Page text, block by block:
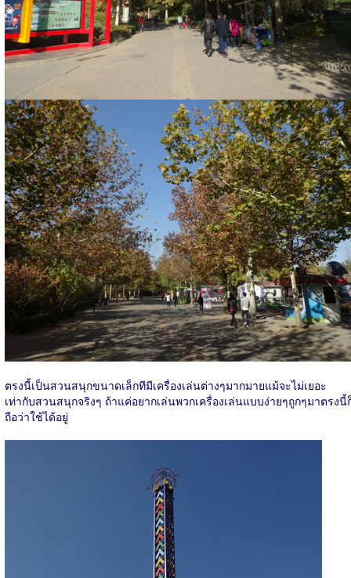
ตรงนี้เป็นสวนสนุกขนาดเล็กทีมีเครื่องเล่นต่างๆมากมายแม้จะไม่เยอะ
เท่ากับสวนสนุกจริงๆ ถ้าแค่อยากเล่นพวกเครื่องเล่นแบบง่ายๆถูกๆมาตรงนี้
ถือว่าใช้ได้อยู่